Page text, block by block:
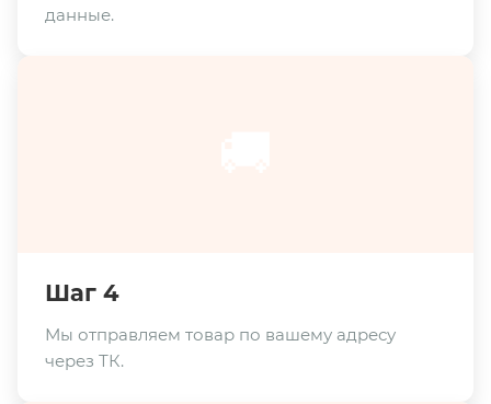
данные.
Шаг 4
Мы отправляем товар по вашему адресу
через ТК.